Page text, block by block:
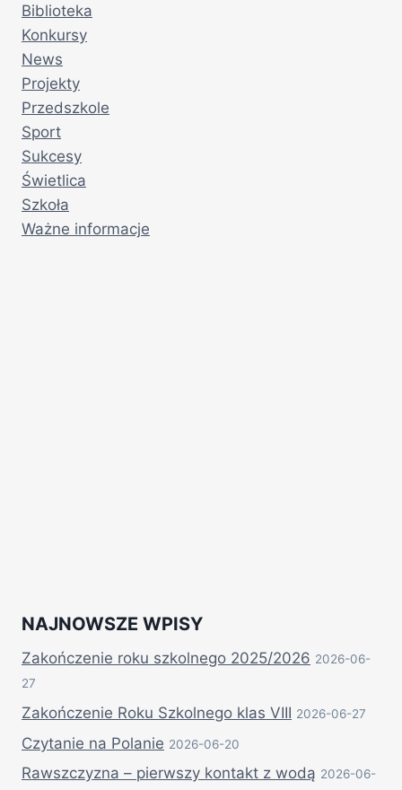
Biblioteka
Konkursy
News
Projekty
Przedszkole
Sport
Sukcesy
Świetlica
Szkoła
Ważne informacje
NAJNOWSZE WPISY
Zakończenie roku szkolnego 2025/2026 2026-06-
27
Zakończenie Roku Szkolnego klas VIII 2026-06-27
Czytanie na Polanie 2026-06-20
Rawszczyzna – pierwszy kontakt z wodą 2026-06-